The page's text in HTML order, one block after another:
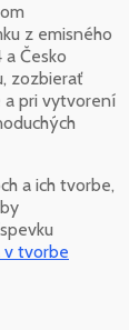
z emisného
Česko
zozbierať
a pri vytvorení
a ich tvorbe,
v tvorbe